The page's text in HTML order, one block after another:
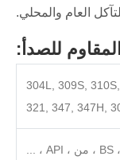
العام والمحلي.
للصدأ:
304, 304L, 309S,
321, 347, 347H,